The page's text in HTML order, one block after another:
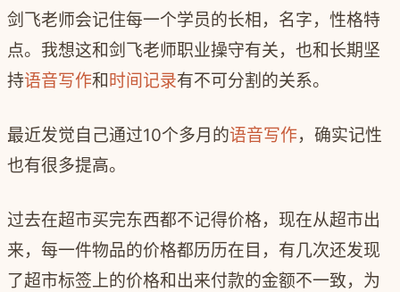
剑飞老师会记住每一个学员的长相，名字，性格特
点。我想这和剑飞老师职业操守有关，也和长期坚
持语音写作和时间记录有不可分割的关系。
最近发觉自己通过10个多月的语音写作，确实记性
也有很多提高。
过去在超市买完东西都不记得价格，现在从超市出
来，每一件物品的价格都历历在目，有几次还发现
了超市标签上的价格和出来付款的金额不一致，为